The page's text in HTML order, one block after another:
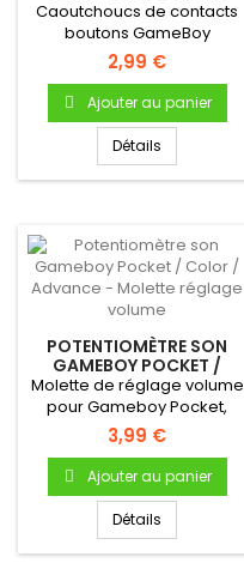
GAMEBOY COLOR
Caoutchoucs de contacts
boutons GameBoy
ColorPour Gameboy Color
Bouton A...
2,99 €
Ajouter au panier
Détails
POTENTIOMÈTRE SON
GAMEBOY POCKET /
COLOR / ADVANCE -
MOLETTE RÉGLAGE
VOLUME
Molette de réglage volume
pour Gameboy Pocket,
Color ou Advance
3,99 €
Ajouter au panier
Détails